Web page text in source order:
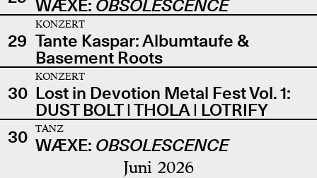
WÆXE: OBSOLESCENCE
29
KONZERT
Tante Kaspar: Albumtaufe &
Basement Roots
30
KONZERT
Lost in Devotion Metal Fest Vol. 1:
DUST BOLT | THOLA | LOTRIFY
30
TANZ
WÆXE: OBSOLESCENCE
Juni 2026